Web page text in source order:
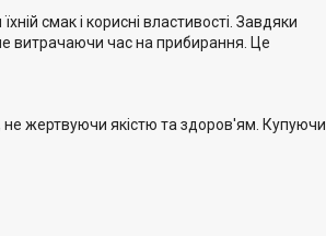
смак і корисні властивості. Завдяки
витрачаючи час на прибирання. Це
жертвуючи якістю та здоров'ям. Купуючи